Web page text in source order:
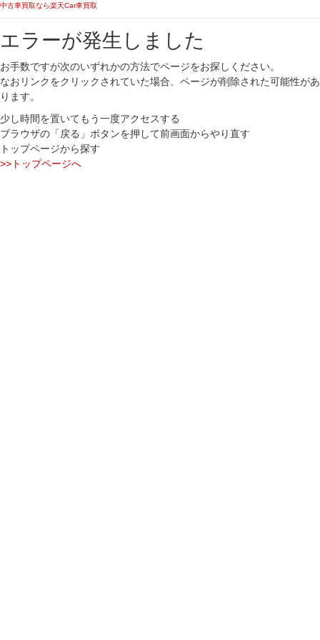
中古車買取なら楽天Car車買取
エラーが発生しました
お手数ですが次のいずれかの方法でページをお探しください。
なおリンクをクリックされていた場合、ページが削除された可能性があ
ります。
少し時間を置いてもう一度アクセスする
ブラウザの「戻る」ボタンを押して前画面からやり直す
トップページから探す
>>トップページへ